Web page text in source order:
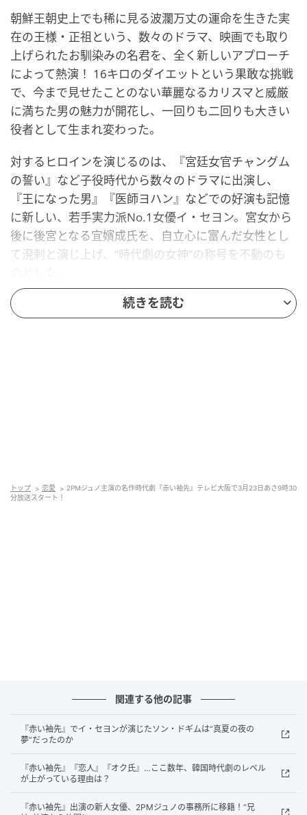
朝鮮王朝史上でも稀に見る波瀾万丈の運命を生きた実
在の王様・正祖という、数々のドラマ、映画でも取り
上げられたお馴染みの名君を、全く新しいアプローチ
によって熱演！ 16キロのダイエットという果敢な挑戦
で、今まで見せたことのない華麗なるカリスマと威厳
に満ちた男の魅力が開花し、一回りも二回りも大きい
役者として生まれ変わった。
対するヒロインを演じるのは、『宮廷女官チャングム
の誓い』など子役時代から数々のドラマに出演し、
『王になった男』『医師ヨハン』などでの好演も記憶
に新しい、若手実力派No.1女優イ・セヨン。宮女から
後に後宮となる宜嬪成氏を、自立心に富んだ女性とし
て溌剌と演じ上げ、“時代劇の女神”の称号を不動のも
るようになる。しかし、2人に再会する機会は訪れなか
った。数年後、聡明で美しい宮女に育ったドギム。再
び偶然がドギムとサンを結び付けるが…。ドギムを愛
しながらも、国王として国を第一に考えねばならない
サン。ドギムとの切ない恋愛の行く先は――？
続きを読む
トップ 恋愛
2PMジュノ主演の名作時代劇『赤い袖先』テレビ大阪で3月23日あさ9時30
分放送スタート！
関連する他の記事
『赤い袖先』でイ・セヨンが演じたソン・ドギムは“真夏の夜の
夢”だったのか
『赤い袖先』『恋人』『オク氏』…ここ数年、韓国時代劇のレベル
が上がっている理由は？
『赤い袖先』出演の新人女優、2PMジュノの事務所に移籍！“兄